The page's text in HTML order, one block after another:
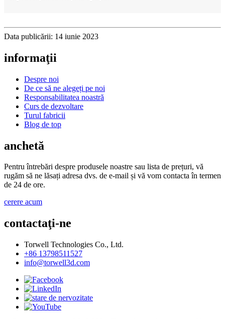
Data publicării: 14 iunie 2023
informaţii
Despre noi
De ce să ne alegeți pe noi
Responsabilitatea noastră
Curs de dezvoltare
Turul fabricii
Blog de top
anchetă
Pentru întrebări despre produsele noastre sau lista de prețuri, vă
rugăm să ne lăsați adresa dvs. de e-mail și vă vom contacta în termen
de 24 de ore.
cerere acum
contactaţi-ne
Torwell Technologies Co., Ltd.
+86 13798511527
info@torwell3d.com